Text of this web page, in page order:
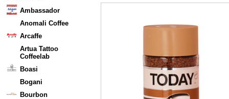
Ambassador
Anomali Coffee
Arcaffe
Artua Tattoo
Coffeelab
Boasi
Bogani
Bourbon